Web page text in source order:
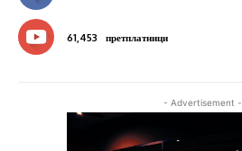
61,453 претплатници
- Advertisement -